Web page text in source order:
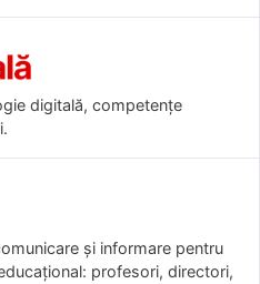
digitală, competențe
și informare pentru
profesori, directori,